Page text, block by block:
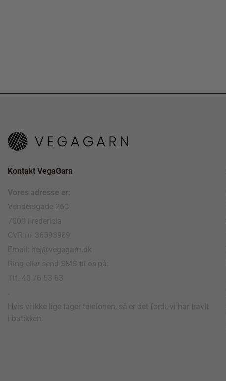
Kontakt VegaGarn
Vores adresse er:
Vendersgade 26C
7000 Fredericia
CVR nr. 36593989
Email: hej@vegagarn.dk
Ring eller send SMS til os på:
Tlf. 40 76 53 63
Hvis vi ikke lige tager telefonen, så er det fordi, vi har travlt
i butikken.